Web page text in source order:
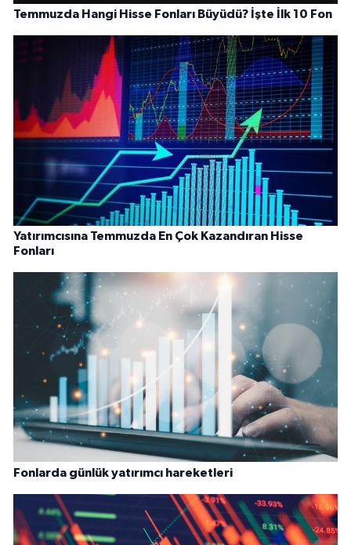
Temmuzda Hangi Hisse Fonları Büyüdü? İşte İlk 10 Fon
Yatırımcısına Temmuzda En Çok Kazandıran Hisse
Fonları
Fonlarda günlük yatırımcı hareketleri